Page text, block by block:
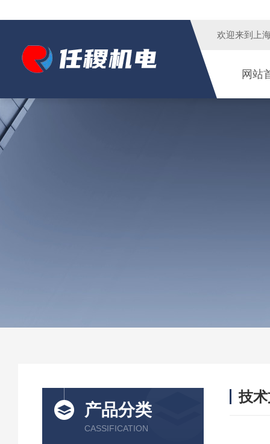
欢迎来到 上
网站
产品分类
CASSIFICATION
技